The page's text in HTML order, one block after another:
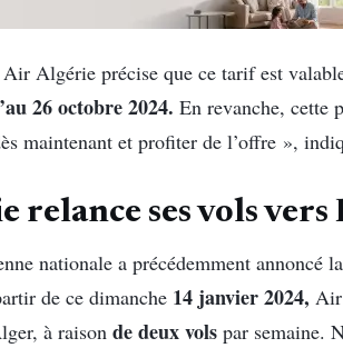
Air Algérie précise que ce tarif est
26 octobre 2024. En revanche, cette
maintenant et profiter de l’offre »,
relance ses vols
nationale a précédemment annoncé
de ce dimanche 14 janvier 2024, Air
à raison de deux vols par semaine.